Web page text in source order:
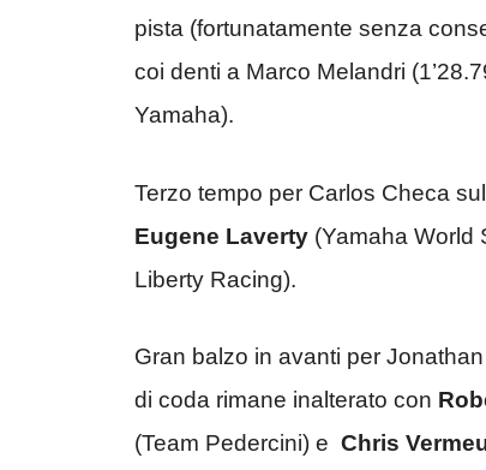
pista (fortunatamente senza
coi denti a Marco Melandri
Yamaha).
Terzo tempo per Carlos Checa
Eugene Laverty (Yamaha World
Liberty Racing).
Gran balzo in avanti per
di coda rimane inalterato con
(Team Pedercini) e Chris